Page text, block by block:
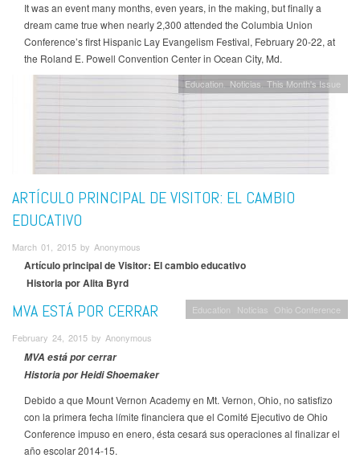
It was an event many months, even years, in the making, but finally a
dream came true when nearly 2,300 attended the Columbia Union
Conference’s first Hispanic Lay Evangelism Festival, February 20-22, at
the Roland E. Powell Convention Center in Ocean City, Md.
Education Noticias This Month's Issue
ARTÍCULO PRINCIPAL DE VISITOR: EL CAMBIO
EDUCATIVO
March 01, 2015 by Anonymous
Artículo principal de Visitor: El cambio educativo
Historia por Alita Byrd
Education Noticias Ohio Conference
MVA ESTÁ POR CERRAR
February 24, 2015 by Anonymous
MVA está por cerrar
Historia por Heidi Shoemaker
Debido a que Mount Vernon Academy en Mt. Vernon, Ohio, no satisfizo
con la primera fecha límite financiera que el Comité Ejecutivo de Ohio
Conference impuso en enero, ésta cesará sus operaciones al finalizar el
año escolar 2014-15.